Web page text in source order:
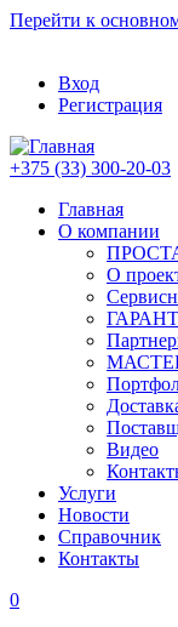
Перейти к
Вход
Регистрация
+375 (33) 300-20-03
Главная
О компании
О
Видео
Услуги
Новости
Справочник
Контакты
0